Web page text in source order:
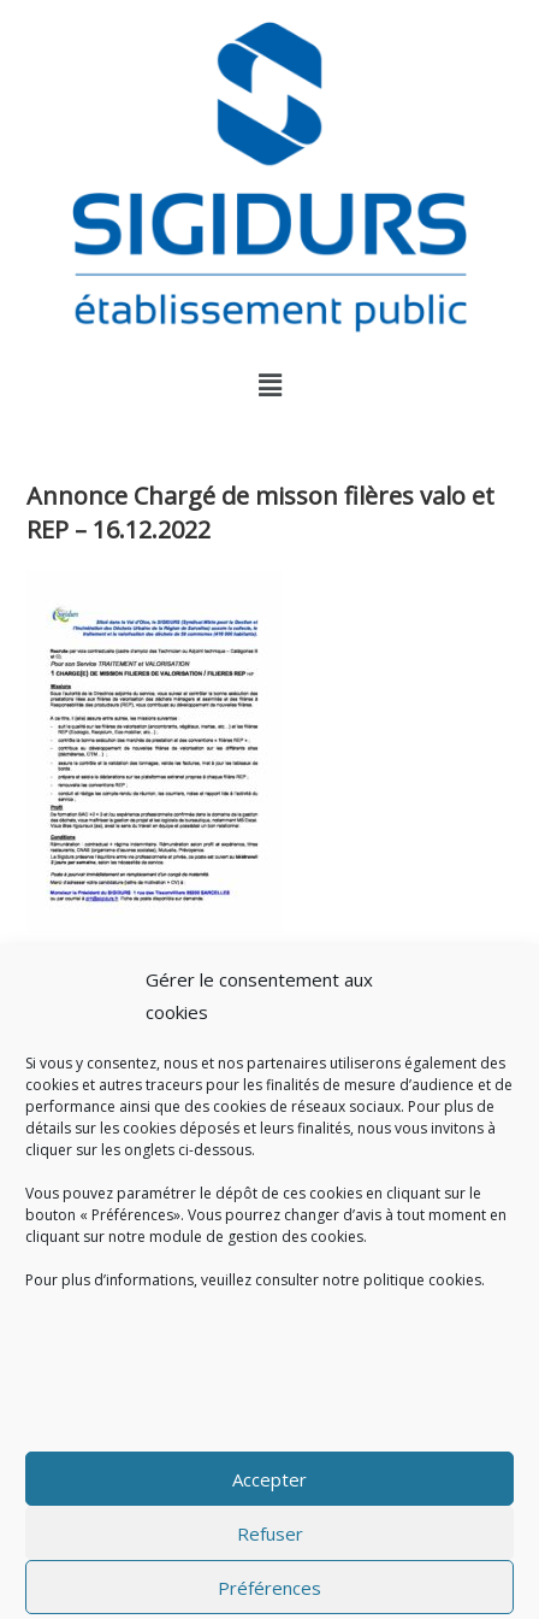
Gérer le consentement aux
cookies
Si vous y consentez, nous et nos partenaires utiliserons également des
cookies et autres traceurs pour les finalités de mesure d’audience et de
performance ainsi que des cookies de réseaux sociaux. Pour plus de
détails sur les cookies déposés et leurs finalités, nous vous invitons à
cliquer sur les onglets ci-dessous.
Vous pouvez paramétrer le dépôt de ces cookies en cliquant sur le
bouton « Préférences». Vous pourrez changer d’avis à tout moment en
cliquant sur notre module de gestion des cookies.
Pour plus d’informations, veuillez consulter notre politique cookies.
Accepter
Refuser
Préférences
Annonce Chargé de misson filères valo et
REP – 16.12.2022
A SAVOIR
Créé en 1978, le Sigidurs est un établissement public quiexerce
des missions de service public : la prévention, la collecte et la
valorisation des déchets ménagers et assimilés produits par son
territoire.
Accueil du public :
Gestion des cookies|